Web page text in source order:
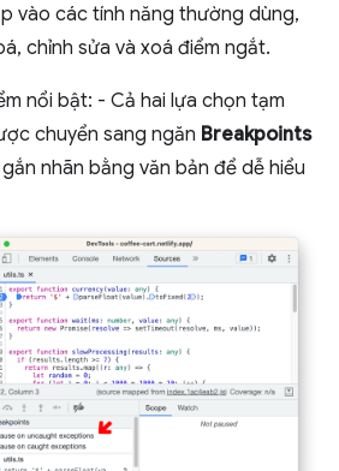
vào các tính năng thường dùng,
chỉnh sửa và xoá điểm ngắt.
nổi bật: - Cả hai lựa chọn tạm
chuyển sang ngăn Breakpoints
nhãn bằng văn bản để dễ hiểu